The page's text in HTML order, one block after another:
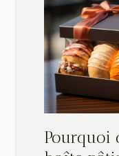
Pourquoi